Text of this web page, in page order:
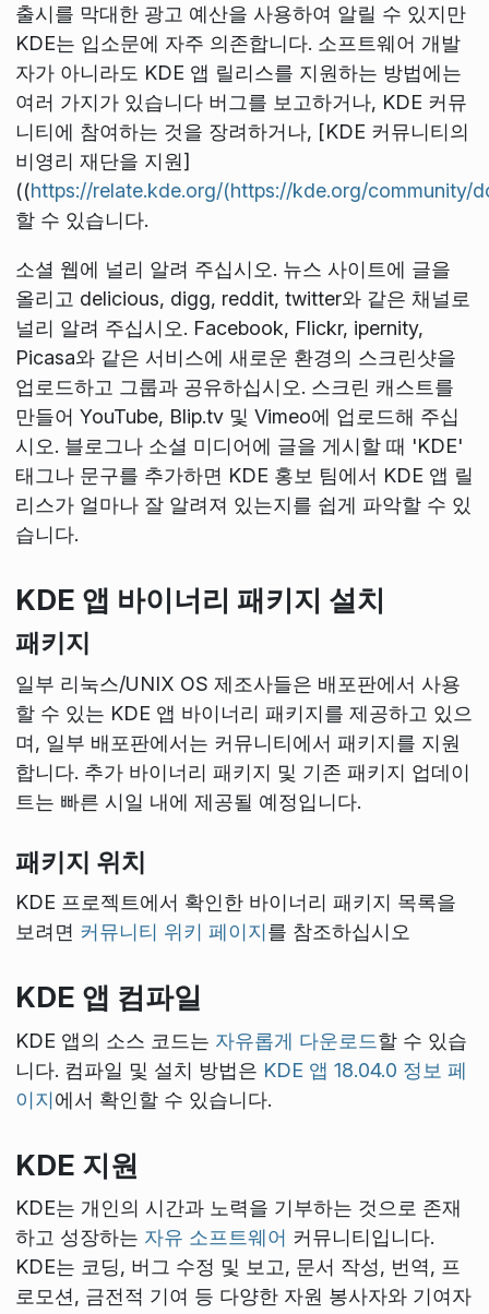
출시를 막대한 광고 예산을 사용하여 알릴 수 있지만
KDE는 입소문에 자주 의존합니다. 소프트웨어 개발
자가 아니라도 KDE 앱 릴리스를 지원하는 방법에는
여러 가지가 있습니다 버그를 보고하거나, KDE 커뮤
니티에 참여하는 것을 장려하거나, [KDE 커뮤니티의
비영리 재단을 지원]
((https://relate.kde.org/(https://kde.org/community/
할 수 있습니다.
소셜 웹에 널리 알려 주십시오. 뉴스 사이트에 글을
올리고 delicious, digg, reddit, twitter와 같은 채널로
널리 알려 주십시오. Facebook, Flickr, ipernity,
Picasa와 같은 서비스에 새로운 환경의 스크린샷을
업로드하고 그룹과 공유하십시오. 스크린 캐스트를
만들어 YouTube, Blip.tv 및 Vimeo에 업로드해 주십
시오. 블로그나 소셜 미디어에 글을 게시할 때 'KDE'
태그나 문구를 추가하면 KDE 홍보 팀에서 KDE 앱 릴
리스가 얼마나 잘 알려져 있는지를 쉽게 파악할 수 있
습니다.
KDE 앱 바이너리 패키지 설치
패키지
일부 리눅스/UNIX OS 제조사들은 배포판에서 사용
할 수 있는 KDE 앱 바이너리 패키지를 제공하고 있으
며, 일부 배포판에서는 커뮤니티에서 패키지를 지원
합니다. 추가 바이너리 패키지 및 기존 패키지 업데이
트는 빠른 시일 내에 제공될 예정입니다.
패키지 위치
KDE 프로젝트에서 확인한 바이너리 패키지 목록을
보려면 커뮤니티 위키 페이지를 참조하십시오
KDE 앱 컴파일
KDE 앱의 소스 코드는 자유롭게 다운로드할 수 있습
니다. 컴파일 및 설치 방법은 KDE 앱 18.04.0 정보 페
이지에서 확인할 수 있습니다.
KDE 지원
KDE는 개인의 시간과 노력을 기부하는 것으로 존재
하고 성장하는 자유 소프트웨어 커뮤니티입니다.
KDE는 코딩, 버그 수정 및 보고, 문서 작성, 번역, 프
로모션, 금전적 기여 등 다양한 자원 봉사자와 기여자